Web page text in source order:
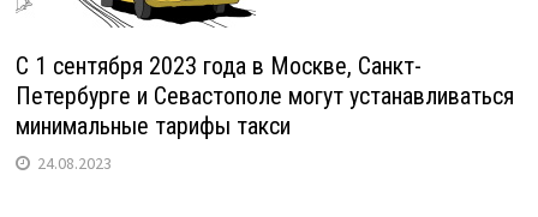
С 1 сентября 2023 года в Москве, Санкт-
Петербурге и Севастополе могут устанавливаться
минимальные тарифы такси
24.08.2023